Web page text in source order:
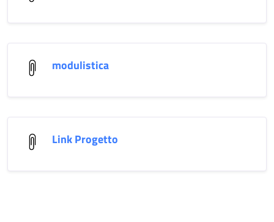
modulistica
Link Progetto